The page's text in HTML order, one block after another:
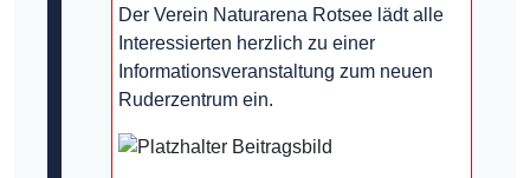
Der Verein Naturarena Rotsee lädt alle
Interessierten herzlich zu einer
Informationsveranstaltung zum neuen
Ruderzentrum ein.